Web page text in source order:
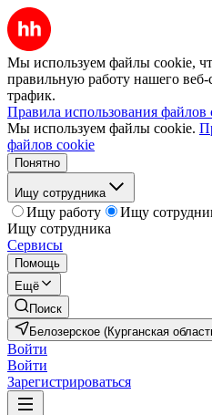
Мы используем файлы cookie,
правильную работу нашего веб-
трафик.
Правила использования файлов
Мы используем файлы cookie.
файлов cookie
Понятно
Ищу сотрудника
Ищу работу
Ищу
Ищу сотрудника
Сервисы
Помощь
Ещё
Поиск
Белозерское (Курганская
Войти
Войти
Зарегистрироваться